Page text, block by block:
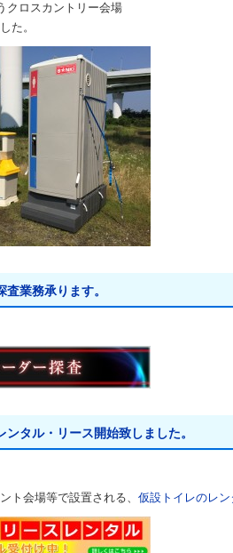
クロスカントリー会場
た。
業務承ります。
タル・リース開始致しました。
ト会場等で設置される、 仮設トイレのレ